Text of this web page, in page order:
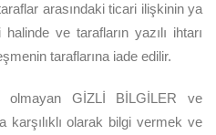
arasındaki ticari ilişkinin ya
ve tarafların yazılı ihtarı
taraflarına iade edilir.
olmayan GİZLİ BİLGİLER ve
karşılıklı olarak bilgi vermek ve